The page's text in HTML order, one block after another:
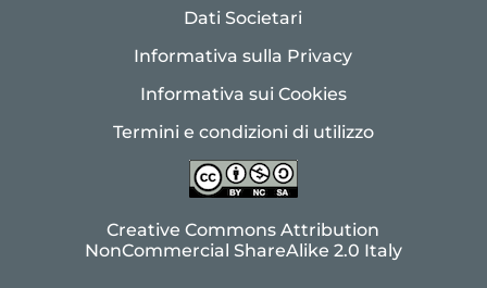
Dati Societari
Informativa sulla Privacy
Informativa sui Cookies
Termini e condizioni di utilizzo
Creative Commons Attribution
NonCommercial ShareAlike 2.0 Italy